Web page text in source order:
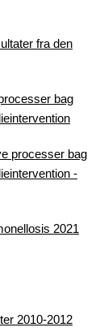
fra den
bag
processer bag
-
2021
2010-2012